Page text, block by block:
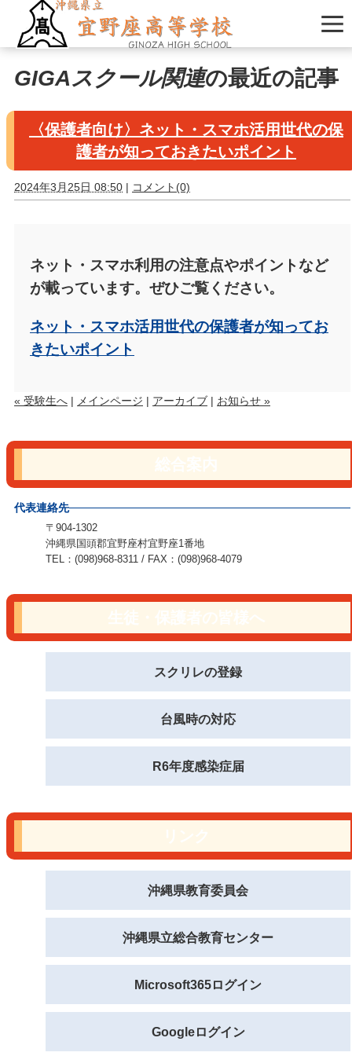
GIGAスクール関連の最近の記事
〈保護者向け〉ネット・スマホ活用世代の保
護者が知っておきたいポイント
2024年3月25日 08:50 | コメント(0)
ネット・スマホ利用の注意点やポイントなど
が載っています。ぜひご覧ください。
ネット・スマホ活用世代の保護者が知ってお
きたいポイント
« 受験生へ | メインページ | アーカイブ | お知らせ »
代表連絡先
〒904-1302
沖縄県国頭郡宜野座村宜野座1番地
TEL：(098)968-8311 / FAX：(098)968-4079
スクリレの登録
台風時の対応
R6年度感染症届
沖縄県教育委員会
沖縄県立総合教育センター
Microsoft365ログイン
Googleログイン